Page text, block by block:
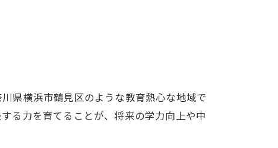
県横浜市鶴見区のような教育熱心な地域で
る力を育てることが、将来の学力向上や中